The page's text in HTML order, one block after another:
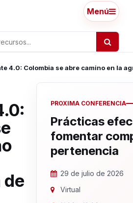
Menú
4.0: Colombia se abre camino en la
PROXIMA CONFERENCIA
Prácticas
fomentar
pertenencia
29 de julio de 2026
Virtual